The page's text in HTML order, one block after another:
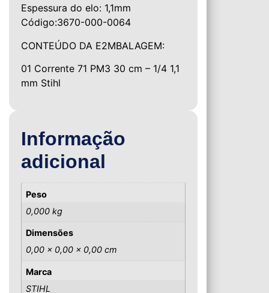
Espessura do elo: 1,1mm
Código:3670-000-0064
CONTEÚDO DA E2MBALAGEM:
01 Corrente 71 PM3 30 cm – 1/4 1,1
mm Stihl
Informação
adicional
Peso
0,000 kg
Dimensões
0,00 × 0,00 × 0,00 cm
Marca
STIHL